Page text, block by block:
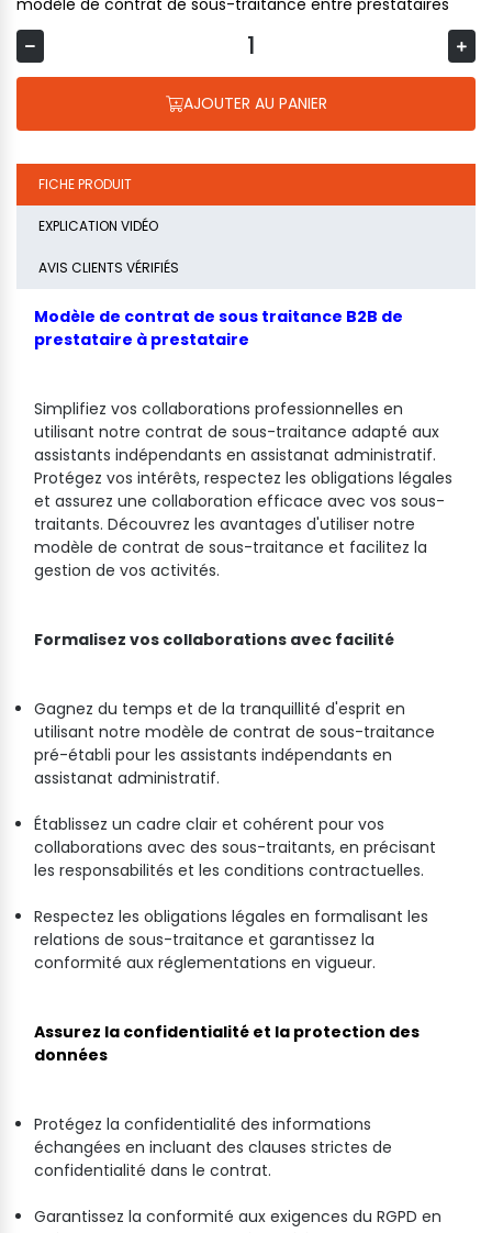
modèle de contrat de sous-traitance entre prestataires
AJOUTER AU PANIER
FICHE PRODUIT
EXPLICATION VIDÉO
AVIS CLIENTS VÉRIFIÉS
Modèle de contrat de sous traitance B2B de
prestataire à prestataire
Simplifiez vos collaborations professionnelles en
utilisant notre contrat de sous-traitance adapté aux
assistants indépendants en assistanat administratif.
Protégez vos intérêts, respectez les obligations légales
et assurez une collaboration efficace avec vos sous-
traitants. Découvrez les avantages d'utiliser notre
modèle de contrat de sous-traitance et facilitez la
gestion de vos activités.
Formalisez vos collaborations avec facilité
Gagnez du temps et de la tranquillité d'esprit en
utilisant notre modèle de contrat de sous-traitance
pré-établi pour les assistants indépendants en
assistanat administratif.
Établissez un cadre clair et cohérent pour vos
collaborations avec des sous-traitants, en précisant
les responsabilités et les conditions contractuelles.
Respectez les obligations légales en formalisant les
relations de sous-traitance et garantissez la
conformité aux réglementations en vigueur.
Assurez la confidentialité et la protection des
données
Protégez la confidentialité des informations
échangées en incluant des clauses strictes de
confidentialité dans le contrat.
Garantissez la conformité aux exigences du RGPD en